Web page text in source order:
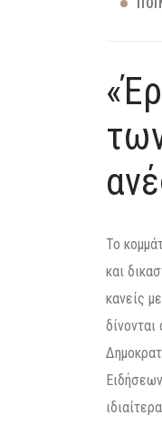
Το
και
κανείς